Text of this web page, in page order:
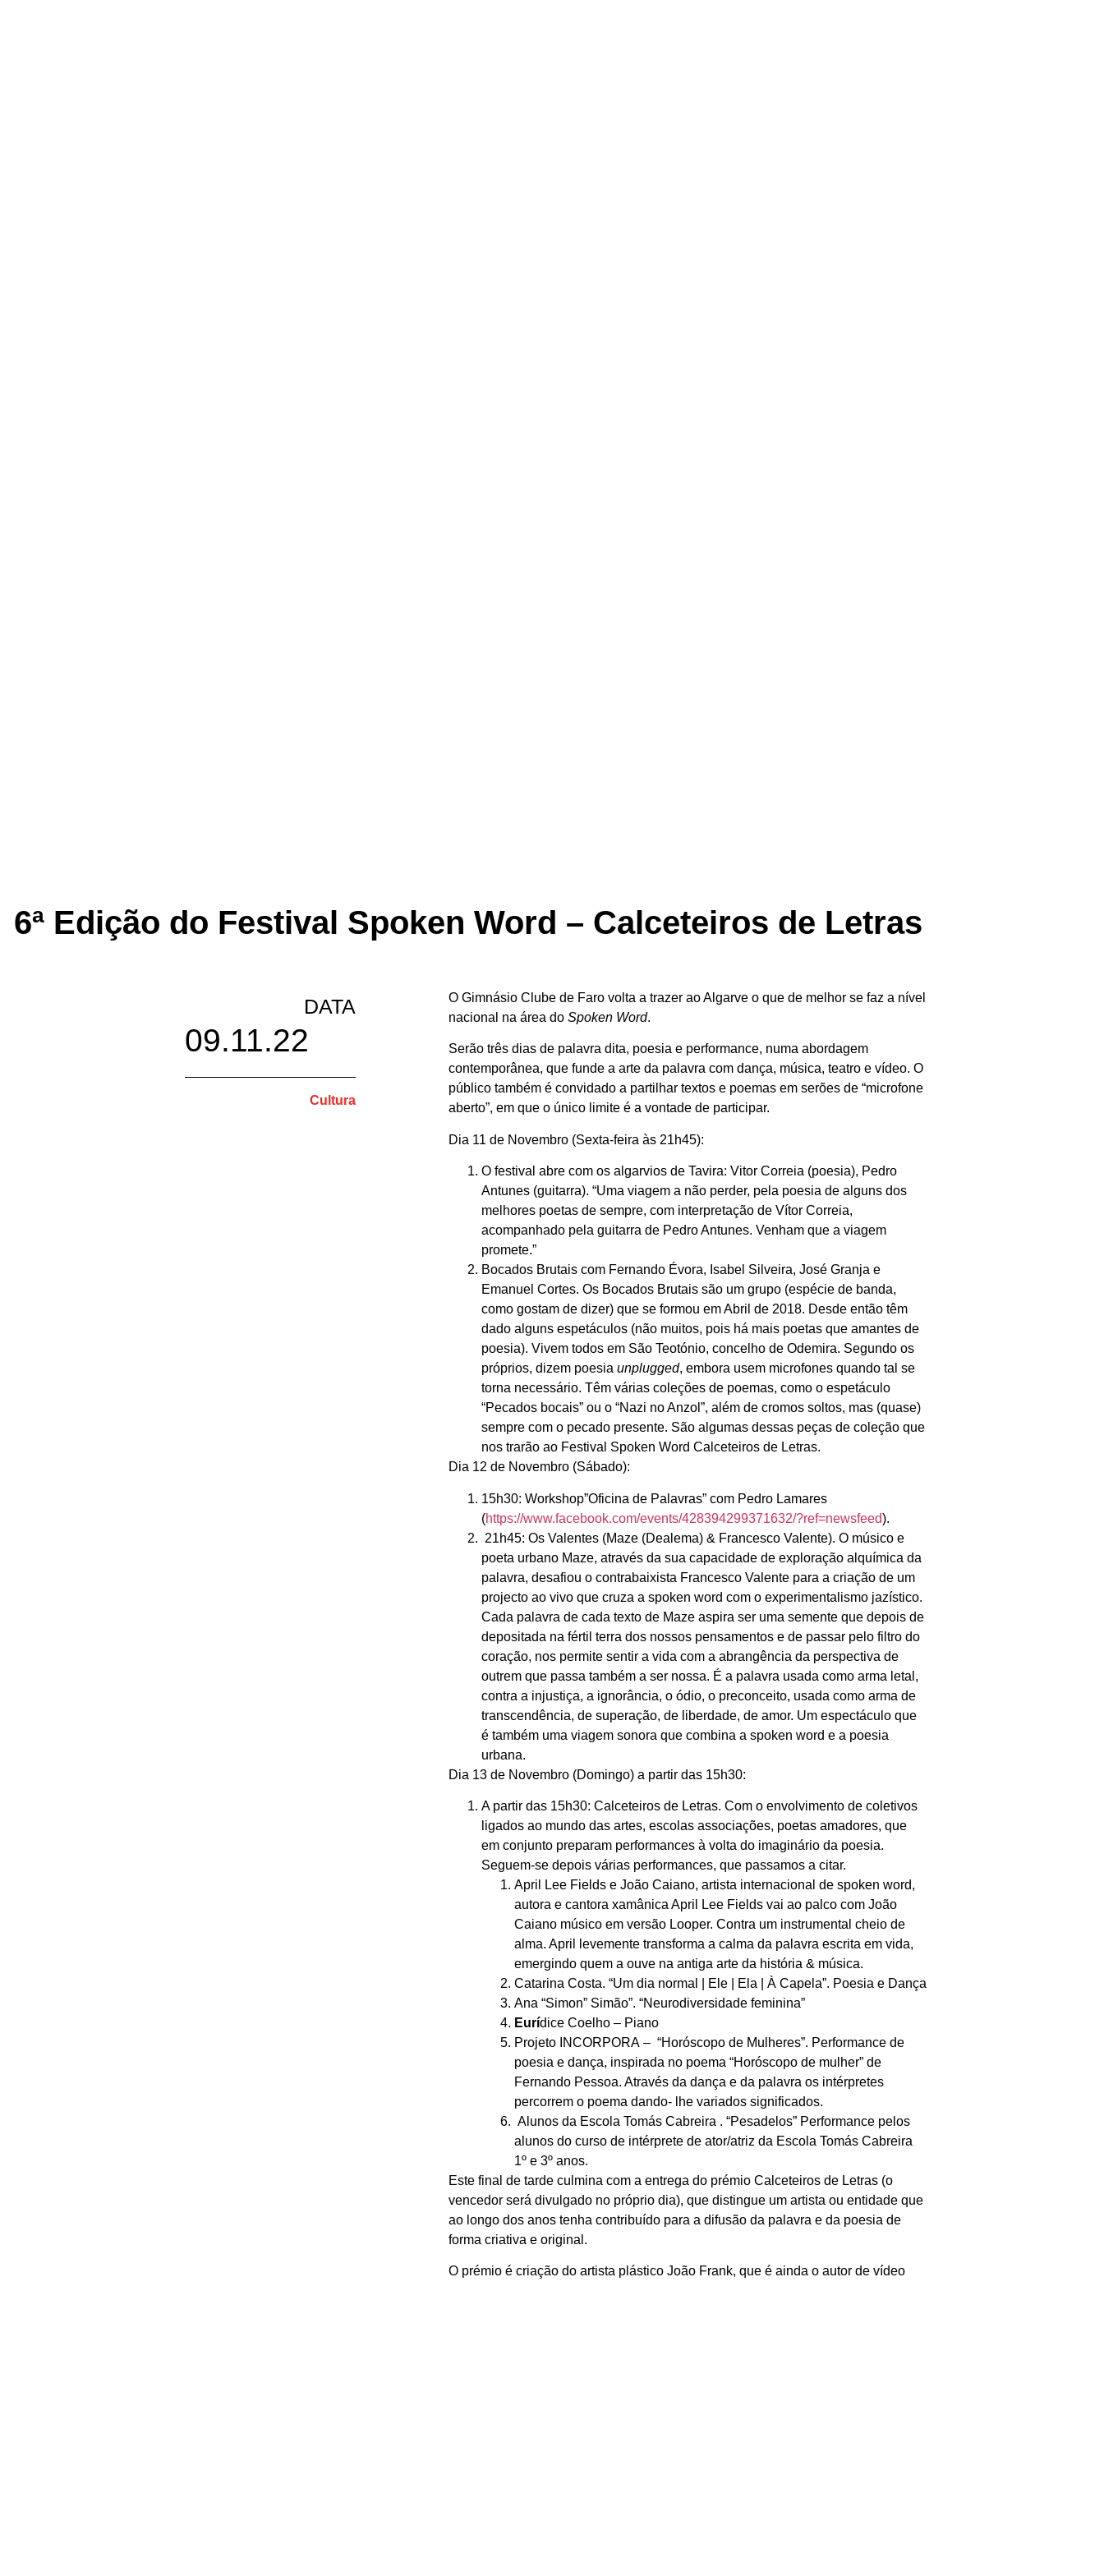
6ª Edição do Festival Spoken Word – Calceteiros de Letras
DATA
09.11.22
Cultura
OGimnásio Clube de Farovolta a trazer ao Algarve o que de melhor se faz a nível
nacional na área doSpoken Word.
Serão três dias de palavra dita, poesia e performance, numa abordagem
contemporânea, que funde a arte da palavra com dança, música, teatro e vídeo. O
público também é convidado a partilhar textos e poemas em serões de “microfone
aberto”, em que o único limite é a vontade de participar.
Dia 11 de Novembro (Sexta-feira às 21h45):
O festival abre com os algarvios de Tavira:Vitor Correia (poesia), Pedro
Antunes (guitarra).“Uma viagem a não perder, pela poesia de alguns dos
melhores poetas de sempre, com interpretação de Vítor Correia,
acompanhado pela guitarra de Pedro Antunes. Venham que a viagem
promete.”
Bocados Brutais com Fernando Évora, Isabel Silveira, José Granja e
Emanuel Cortes. Os Bocados Brutais são um grupo (espécie de banda,
como gostam de dizer) que se formou em Abril de 2018. Desde então têm
dado alguns espetáculos (não muitos, pois há mais poetas que amantes de
poesia). Vivem todos em São Teotónio, concelho de Odemira. Segundo os
próprios, dizem poesiaunplugged, embora usem microfones quando tal se
torna necessário. Têm várias coleções de poemas, como o espetáculo
“Pecados bocais” ou o “Nazi no Anzol”, além de cromos soltos, mas (quase)
sempre com o pecado presente. São algumas dessas peças de coleção que
nos trarão ao Festival Spoken Word Calceteiros de Letras.
Dia 12 de Novembro (Sábado):
15h30: Workshop”Oficina de Palavras” com Pedro Lamares
(https://www.facebook.com/events/428394299371632/?ref=newsfeed).
21h45: Os Valentes (Maze (Dealema) & Francesco Valente).O músico e
poeta urbano Maze, através da sua capacidade de exploração alquímica da
palavra, desafiou o contrabaixista Francesco Valente para a criação de um
projecto ao vivo que cruza a spoken word com o experimentalismo jazístico.
Cada palavra de cada texto de Maze aspira ser uma semente que depois de
depositada na fértil terra dos nossos pensamentos e de passar pelo filtro do
coração, nos permite sentir a vida com a abrangência da perspectiva de
outrem que passa também a ser nossa. É a palavra usada como arma letal,
contra a injustiça, a ignorância, o ódio, o preconceito, usada como arma de
transcendência, de superação, de liberdade, de amor. Um espectáculo que
é também uma viagem sonora que combina a spoken word e a poesia
urbana.
Dia 13 de Novembro (Domingo) a partir das 15h30:
A partir das 15h30: Calceteiros de Letras. Com o envolvimento de coletivos
ligados ao mundo das artes, escolas associações, poetas amadores, que
em conjunto preparam performances à volta do imaginário da poesia.
Seguem-se depois várias performances, que passamos a citar.
April Lee Fields e João Caiano, artista internacional de spoken word,
autora e cantora xamânica April Lee Fields vai ao palco com João
Caiano músico em versão Looper. Contra um instrumental cheio de
alma. April levemente transforma a calma da palavra escrita em vida,
emergindo quem a ouve na antiga arte da história & música.
Catarina Costa.“Um dia normal | Ele | Ela | À Capela”. Poesia e Dança
Ana “Simon” Simão”.“Neurodiversidade feminina”
Eurídice Coelho – Piano
Projeto INCORPORA – “Horóscopo de Mulheres”. Performance de
poesia e dança, inspirada no poema “Horóscopo de mulher” de
Fernando Pessoa. Através da dança e da palavra os intérpretes
percorrem o poema dando- lhe variados significados.
Alunos da Escola Tomás Cabreira .“Pesadelos” Performance pelos
alunos do curso de intérprete de ator/atriz da Escola Tomás Cabreira
1º e 3º anos.
Este final de tarde culmina com a entrega do prémio Calceteiros de Letras (o
vencedor será divulgado no próprio dia), que distingue um artista ou entidade que
ao longo dos anos tenha contribuído para a difusão da palavra e da poesia de
forma criativa e original.
O prémio é criação do artista plástico João Frank, que é ainda o autor de vídeo